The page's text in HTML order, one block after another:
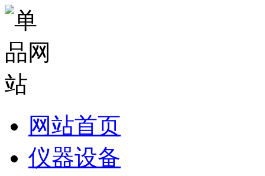
网站首页
仪器设备